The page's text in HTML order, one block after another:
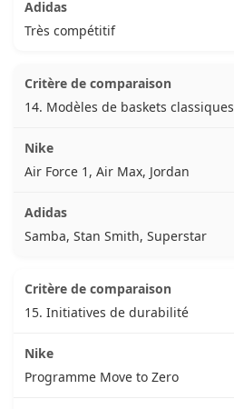
Très compétitif
14. Modèles de baskets classiques
Air Force 1, Air Max, Jordan
Samba, Stan Smith, Superstar
15. Initiatives de durabilité
Programme Move to Zero